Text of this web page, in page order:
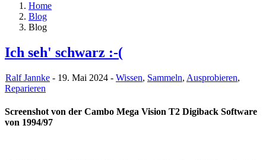
Home
Blog
Blog
Ich seh' schwarz :-(
Ralf Jannke - 19. Mai 2024 - Wissen, Sammeln, Ausprobieren,
Reparieren
Screenshot von der Cambo Mega Vision T2 Digiback Software
von 1994/97